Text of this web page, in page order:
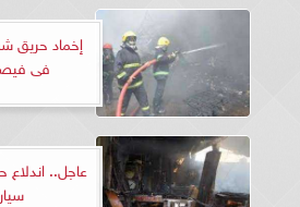
إخماد حريق
فى
عاجل..